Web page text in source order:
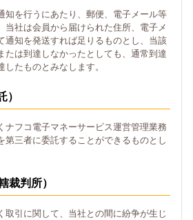
知を行うにあたり、郵便、電子メール等
当社は会員から届けられた住所、電子メ
通知を発送すれば足りるものとし、当該
たは到達しなかったとしても、通常到達
たものとみなします。
ナフコ電子マネーサービス運営管理業務
第三者に委託することができるものとし
裁判所）
取引に関して、当社との間に紛争が生じ